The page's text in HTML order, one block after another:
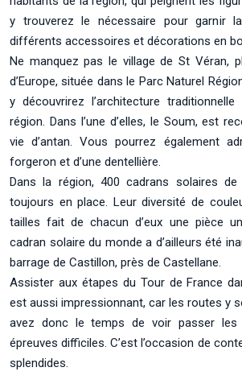
y trouverez le nécessaire pour garnir
différents accessoires et décorations en
Ne manquez pas le village de St Véran,
d’Europe, située dans le Parc Naturel
y découvrirez l’architecture
région. Dans l’une d’elles, le Soum, est
vie d’antan. Vous pourrez également
forgeron et d’une dentellière.
Dans la région, 400 cadrans solaires
toujours en place. Leur diversité de
tailles fait de chacun d’eux une pièce
cadran solaire du monde a d’ailleurs été
barrage de Castillon, près de Castellane.
Assister aux étapes du Tour de France
est aussi impressionnant, car les routes y
avez donc le temps de voir passer les
épreuves difficiles. C’est l’occasion de
splendides.